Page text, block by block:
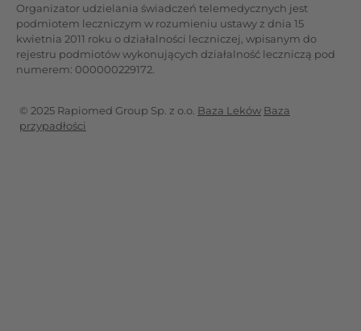
Organizator udzielania świadczeń telemedycznych jest
podmiotem leczniczym w rozumieniu ustawy z dnia 15
kwietnia 2011 roku o działalności leczniczej, wpisanym do
rejestru podmiotów wykonujących działalność leczniczą pod
numerem: 000000229172.
© 2025 Rapiomed Group Sp. z o.o. Baza Leków Baza
przypadłości